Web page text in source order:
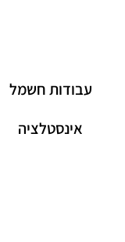
עבודות חשמל
אינסטלציה